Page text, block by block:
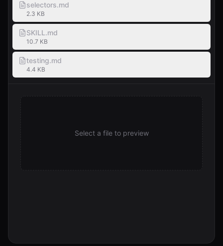
selectors.md
2.3 KB
SKILL.md
10.7 KB
testing.md
4.4 KB
Select a file to preview